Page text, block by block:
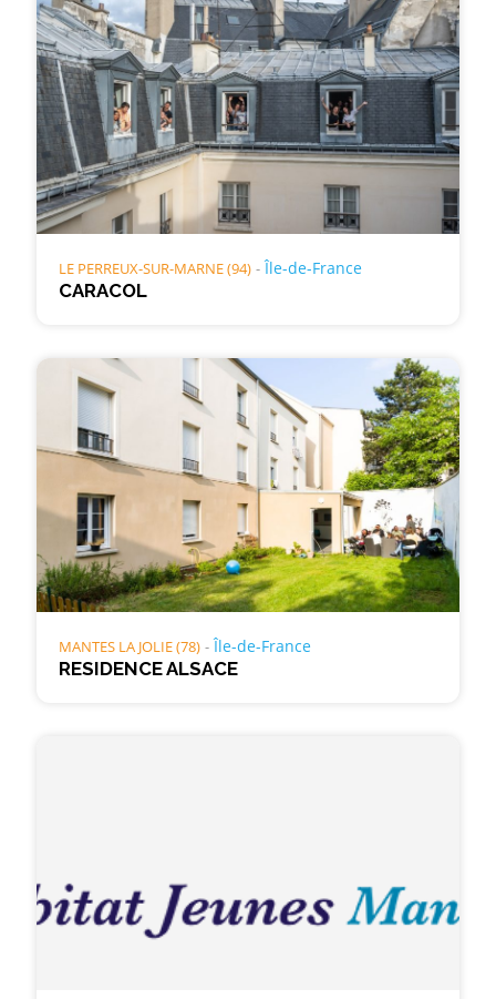
LE PERREUX-SUR-MARNE (94) Île-de-France
CARACOL
MANTES LA JOLIE (78) Île-de-France
RESIDENCE ALSACE